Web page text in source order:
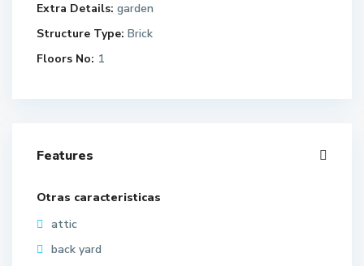
Extra Details: garden
Structure Type: Brick
Floors No: 1
Features
Otras caracteristicas
attic
back yard